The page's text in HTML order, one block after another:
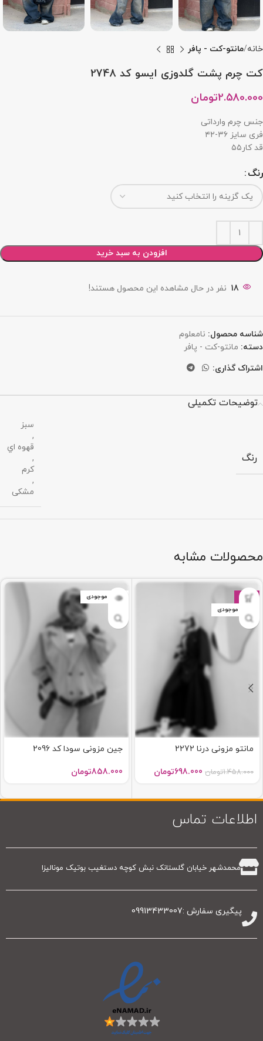
خانه مانتو-کت - پافر
کت چرم پشت گلدوزی ایسو کد 2748
2.580.000تومان
جنس چرم وارداتی
فری سایز ۳۶-۴۲
قد کار۵۵
رنگ
افزودن به سبد خرید
18 نفر در حال مشاهده این محصول هستند!
شناسه محصول: نامعلوم
دسته: مانتو-کت - پافر
اشتراک گذاری:
توضیحات تکمیلی
رنگ
سبز
,
قهوه اي
,
کرم
,
مشکی
محصولات مشابه
-52%
اتمام موجودی
مانتو مزونی درنا 2272
1.458.000تومان 698.000تومان
اتمام موجودی
جین مزونی سودا کد 2096
858.000تومان
اطلاعات تماس
محمدشهر خیابان گلستانک نبش کوچه دستغیب بوتیک مونالیزا
پیگیری سفارش :09913433007